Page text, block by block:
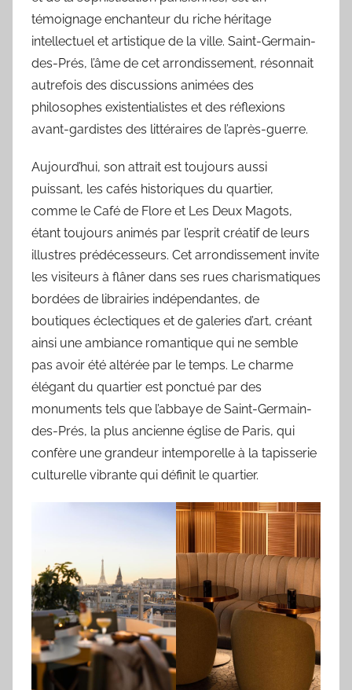
témoignage enchanteur du riche héritage
intellectuel et artistique de la ville. Saint-Germain-
des-Prés, l’âme de cet arrondissement, résonnait
autrefois des discussions animées des
philosophes existentialistes et des réflexions
avant-gardistes des littéraires de l’après-guerre.
Aujourd’hui, son attrait est toujours aussi
puissant, les cafés historiques du quartier,
comme le Café de Flore et Les Deux Magots,
étant toujours animés par l’esprit créatif de leurs
illustres prédécesseurs. Cet arrondissement invite
les visiteurs à flâner dans ses rues charismatiques
bordées de librairies indépendantes, de
boutiques éclectiques et de galeries d’art, créant
ainsi une ambiance romantique qui ne semble
pas avoir été altérée par le temps. Le charme
élégant du quartier est ponctué par des
monuments tels que l’abbaye de Saint-Germain-
des-Prés, la plus ancienne église de Paris, qui
confère une grandeur intemporelle à la tapisserie
culturelle vibrante qui définit le quartier.